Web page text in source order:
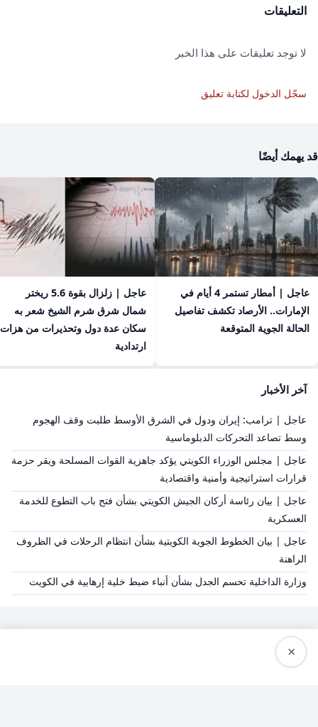
التعليقات
لا توجد تعليقات على هذا الخبر
سجّل الدخول لكتابة تعليق
قد يهمك أيضًا
عاجل | أمطار تستمر 4 أيام في
الإمارات.. الأرصاد تكشف تفاصيل
الحالة الجوية المتوقعة
عاجل | زلزال بقوة 5.6 ريختر
شمال شرق شرم الشيخ شعر به
سكان عدة دول وتحذيرات من هزات
ارتدادية
آخر الأخبار
عاجل | ترامب: إيران ودول في الشرق الأوسط طلبت وقف الهجوم
وسط تصاعد التحركات الدبلوماسية
عاجل | مجلس الوزراء الكويتي يؤكد جاهزية القوات المسلحة ويقر حزمة
قرارات استراتيجية وأمنية واقتصادية
عاجل | بيان رئاسة أركان الجيش الكويتي بشأن فتح باب التطوع للخدمة
العسكرية
عاجل | بيان الخطوط الجوية الكويتية بشأن انتظام الرحلات في الظروف
الراهنة
وزارة الداخلية تحسم الجدل بشأن أنباء ضبط خلية إرهابية في الكويت
×